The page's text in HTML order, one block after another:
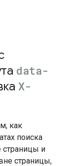
data-
X-
как
поиска
страницы и
страницы,